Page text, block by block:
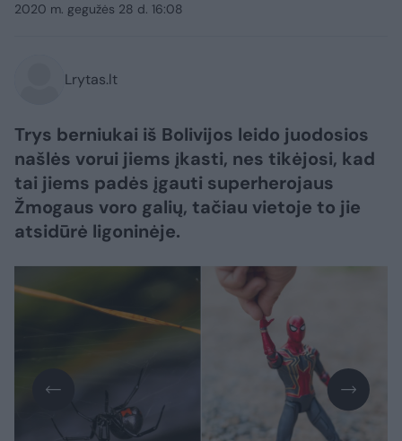
2020 m. gegužės 28 d. 16:08
Lrytas.lt
Trys berniukai iš Bolivijos leido juodosios
našlės vorui jiems įkasti, nes tikėjosi, kad
tai jiems padės įgauti superherojaus
Žmogaus voro galių, tačiau vietoje to jie
atsidūrė ligoninėje.